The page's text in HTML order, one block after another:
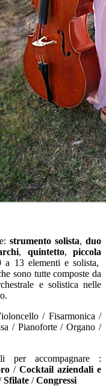
strumento solista,duo
, quintetto,piccola
13 elementi e solista,
sono tutte composte da
e solistica nelle
/ Fisarmonica /
/ Pianoforte / Organo /
per accompagnare :
/ Cocktail aziendali e
Sfilate /Congressi